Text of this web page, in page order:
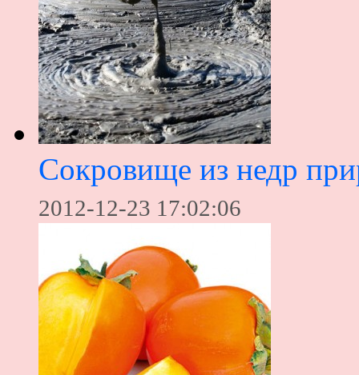
Сокровище из недр
2012-12-23 17:02:06